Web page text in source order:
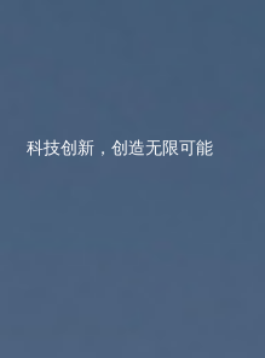
科技创新，创造无限可能